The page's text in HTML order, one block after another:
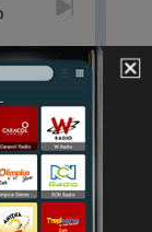
00:00